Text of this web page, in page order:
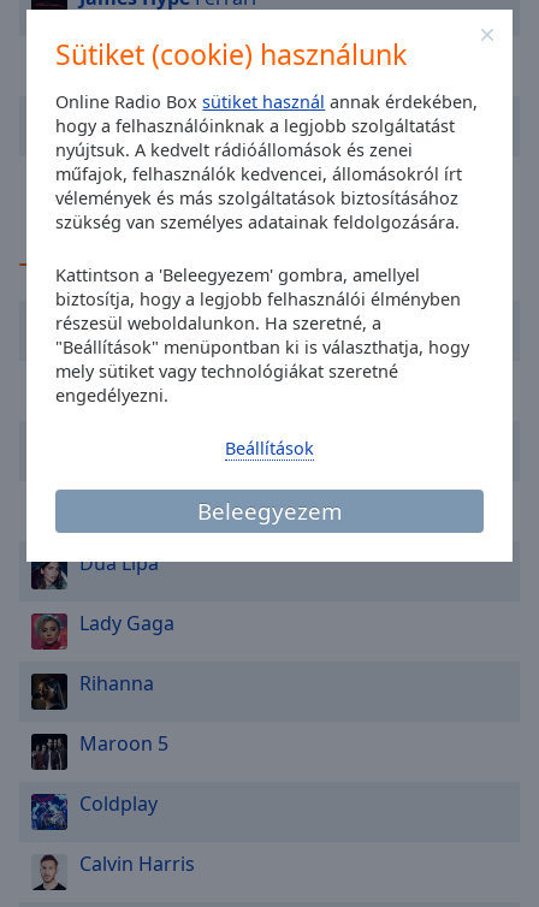
Sütiket (cookie) használunk
Online Radio Boxsütiket használ annak érdekében,
hogy a felhasználóinknak a legjobb szolgáltatást
nyújtsuk. A kedvelt rádióállomások és zenei
műfajok, felhasználók kedvencei, állomásokról írt
vélemények és más szolgáltatások biztosításához
szükség van személyes adatainak feldolgozására.
Kattintson a 'Beleegyezem' gombra, amellyel
biztosítja, hogy a legjobb felhasználói élményben
részesül weboldalunkon. Ha szeretné, a
"Beállítások" menüpontban ki is választhatja, hogy
mely sütiket vagy technológiákat szeretné
engedélyezni.
Beleegyezem
Beállítások
window.
Opacity
Background
Caption
Background
Opacity
Font
Size
Edge
Style
WellhelloRakpart
Bebe RexhaSatellite
Imagine DragonsBones
TOP művészek
David Guetta
Jennifer Lopez
Whitney Houston
Dua Lipa
Lady Gaga
Rihanna
Maroon 5
Coldplay
Calvin Harris